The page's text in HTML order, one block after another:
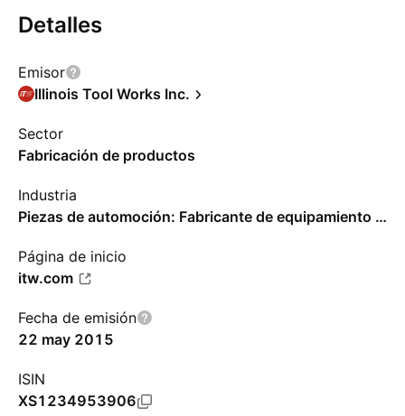
Detalles
Emisor
Illinois Tool Works Inc.
Sector
Fabricación de productos
Industria
Piezas de automoción: Fabricante de equipamiento original
Página de inicio
itw.com
Fecha de emisión
22 may 2015
ISIN
XS1234953906